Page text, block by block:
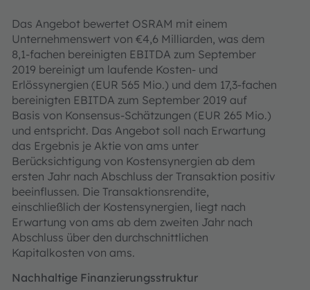
Das Angebot bewertet OSRAM mit einem
Unternehmenswert von €4,6 Milliarden, was dem
8,1-fachen bereinigten EBITDA zum September
2019 bereinigt um laufende Kosten- und
Erlössynergien (EUR 565 Mio.) und dem 17,3-fachen
bereinigten EBITDA zum September 2019 auf
Basis von Konsensus-Schätzungen (EUR 265 Mio.)
und entspricht. Das Angebot soll nach Erwartung
das Ergebnis je Aktie von ams unter
Berücksichtigung von Kostensynergien ab dem
ersten Jahr nach Abschluss der Transaktion positiv
beeinflussen. Die Transaktionsrendite,
einschließlich der Kostensynergien, liegt nach
Erwartung von ams ab dem zweiten Jahr nach
Abschluss über den durchschnittlichen
Kapitalkosten von ams.
Nachhaltige Finanzierungsstruktur